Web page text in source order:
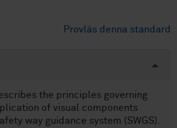
Provläs denna standard
the principles governing
of visual components
way guidance system (SWGS).